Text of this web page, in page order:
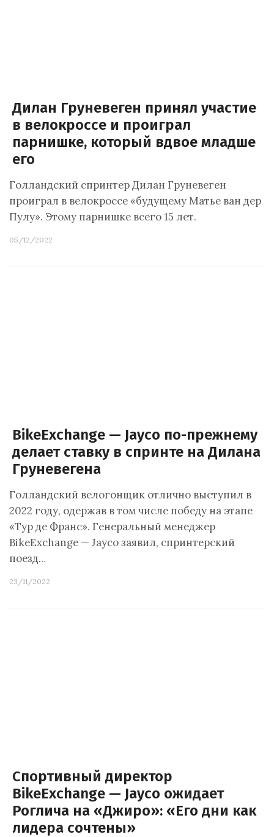
Дилан Груневеген принял участие
в велокроссе и проиграл
парнишке, который вдвое младше
его
Голландский спринтер Дилан Груневеген
проиграл в велокроссе «будущему Матье ван дер
Пулу». Этому парнишке всего 15 лет.
05/12/2022
BikeExchange — Jayco по-прежнему
делает ставку в спринте на Дилана
Груневегена
Голландский велогонщик отлично выступил в
2022 году, одержав в том числе победу на этапе
«Тур де Франс». Генеральный менеджер
BikeExchange — Jayco заявил, спринтерский
поезд…
23/11/2022
Спортивный директор
BikeExchange — Jayco ожидает
Роглича на «Джиро»: «Его дни как
лидера сочтены»